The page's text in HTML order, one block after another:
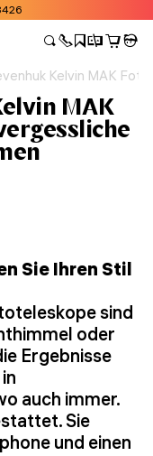
Kelvin MAK
MAK
Sie Ihren Stil
sind
oder
Ergebnisse
auch immer.
Sie
und einen